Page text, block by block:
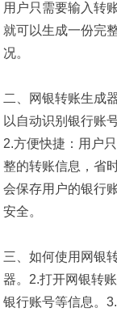
用户只需要输入转
就可以生成一份完
况。
二、网银转账生成
以自动识别银行账
2.方便快捷：用户
整的转账信息，省
会保存用户的银行
安全。
三、如何使用网银
器。2.打开网银转
银行账号等信息。